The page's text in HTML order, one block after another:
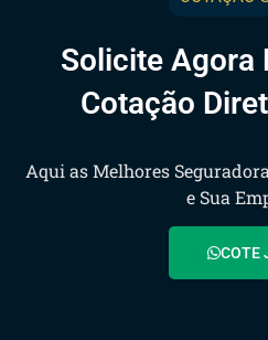
Solicite Agora
Cotação
Aqui as Melhores
e Sua
COTE